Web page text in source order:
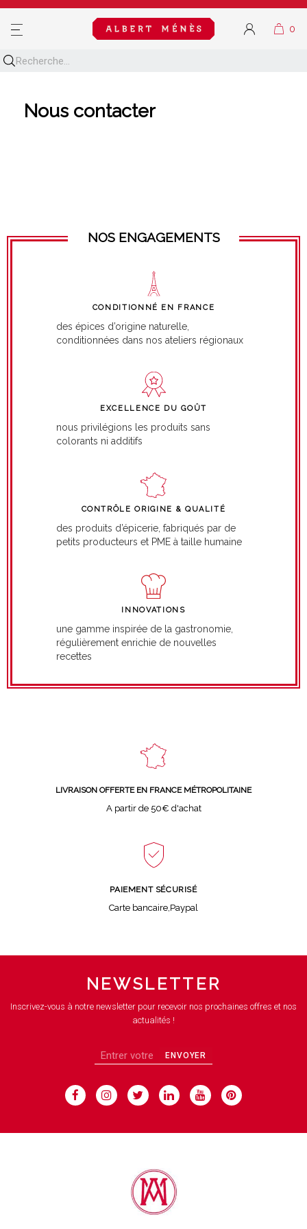
MENU
Nous contacter
NOS ENGAGEMENTS
CONDITIONNÉ EN FRANCE
des épices d’origine naturelle,
conditionnées dans nos ateliers régionaux
EXCELLENCE DU GOÛT
nous privilégions les produits sans
colorants ni additifs
CONTRÔLE ORIGINE & QUALITÉ
des produits d’épicerie, fabriqués par de
petits producteurs et PME à taille humaine
INNOVATIONS
une gamme inspirée de la gastronomie,
régulièrement enrichie de nouvelles
recettes
LIVRAISON OFFERTE EN FRANCE MÉTROPOLITAINE
A partir de 50€ d'achat
PAIEMENT SÉCURISÉ
Carte bancaire,Paypal
NEWSLETTER
Inscrivez-vous à notre newsletter pour recevoir nos prochaines offres et nos
actualités !
ENVOYER